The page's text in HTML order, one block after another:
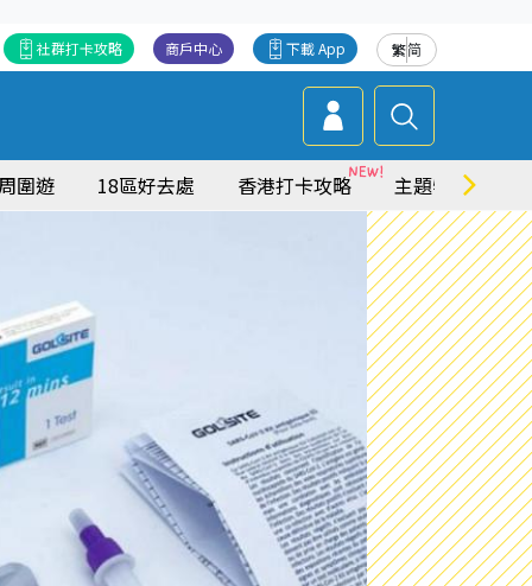
繁简
下載 App
商戶中心
社群打卡攻略
圍遊 18區好去處 香港打卡攻略 主題特集